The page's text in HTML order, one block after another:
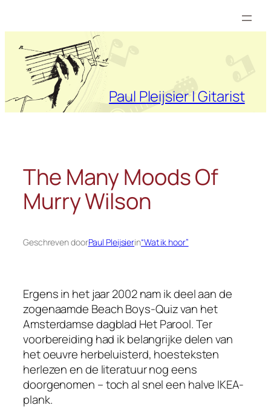
inhoud
Paul Pleijsier | Gitarist
The Many Moods Of
Murry Wilson
Geschreven doorPaul Pleijsierin“Wat ik hoor”
Ergens in het jaar 2002 nam ik deel aan de
zogenaamde Beach Boys-Quizvan het
Amsterdamse dagblad HetParool. Ter
voorbereiding had ik belangrijke delen van
het oeuvre herbeluisterd, hoesteksten
herlezen en de literatuur nog eens
doorgenomen – toch al snel een halve IKEA-
plank.